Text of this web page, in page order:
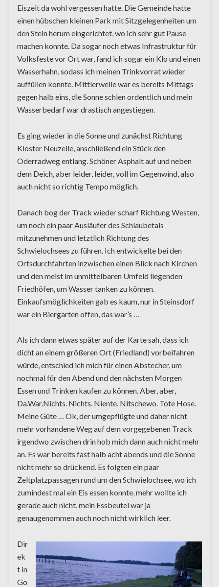
Eiszeit da wohl vergessen hatte. Die Gemeinde hatte
einen hübschen kleinen Park mit Sitzgelegenheiten um
den Stein herum eingerichtet, wo ich sehr gut Pause
machen konnte. Da sogar noch etwas Infrastruktur für
Volksfeste vor Ort war, fand ich sogar ein Klo und einen
Wasserhahn, sodass ich meinen Trinkvorrat wieder
auffüllen konnte. Mittlerweile war es bereits Mittags
gegen halb eins, die Sonne schien ordentlich und mein
Wasserbedarf war drastisch angestiegen.
Es ging wieder in die Sonne und zunächst Richtung
Kloster Neuzelle, anschließend ein Stück den
Oderradweg entlang. Schöner Asphalt auf und neben
dem Deich, aber leider, leider, voll im Gegenwind, also
auch nicht so richtig Tempo möglich.
Danach bog der Track wieder scharf Richtung Westen,
um noch ein paar Ausläufer des Schlaubetals
mitzunehmen und letztlich Richtung des
Schwielochsees zu führen. Ich entwickelte bei den
Ortsdurchfahrten inzwischen einen Blick nach Kirchen
und den meist im unmittelbaren Umfeld liegenden
Friedhöfen, um Wasser tanken zu können.
Einkaufsmöglichkeiten gab es kaum, nur in Steinsdorf
war ein Biergarten offen, das war’s …
Als ich dann etwas später auf der Karte sah, dass ich
dicht an einem größeren Ort (Friedland) vorbeifahren
würde, entschied ich mich für einen Abstecher, um
nochmal für den Abend und den nächsten Morgen
Essen und Trinken kaufen zu können. Aber, aber,
Da.War.Nichts. Nichts. Niente. Nitschewo. Tote Hose.
Meine Güte … Ok, der umgepflügte und daher nicht
mehr vorhandene Weg auf dem vorgegebenen Track
irgendwo zwischen drin hob mich dann auch nicht mehr
an. Es war bereits fast halb acht abends und die Sonne
nicht mehr so drückend. Es folgten ein paar
Zeltplatzpassagen rund um den Schwielochsee, wo ich
zumindest mal ein Eis essen konnte, mehr wollte ich
gerade auch nicht, mein Essbeutel war ja
genaugenommen auch noch nicht wirklich leer.
Dir
ek
t in
Go